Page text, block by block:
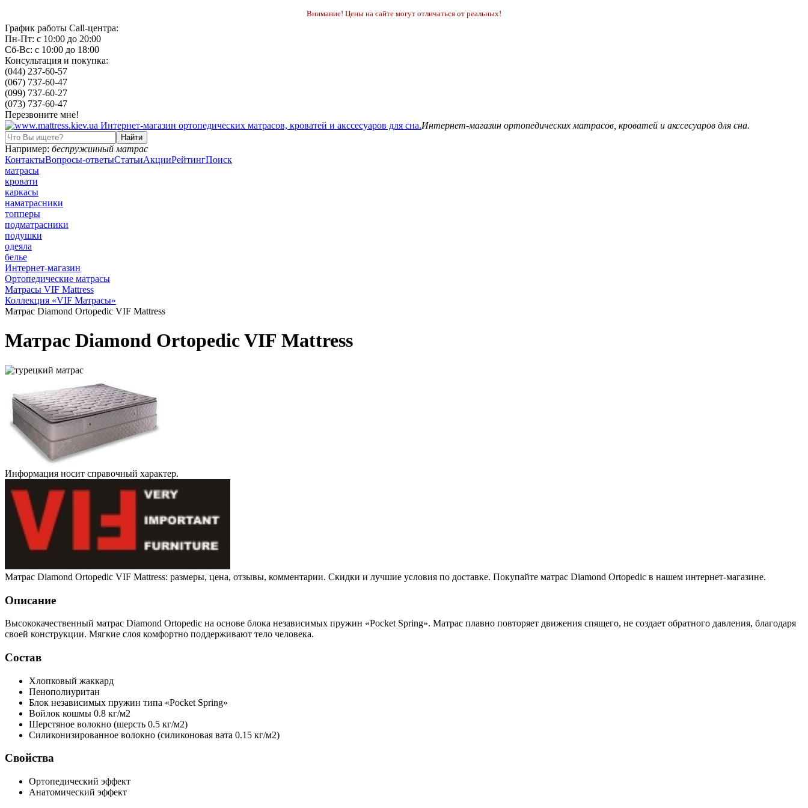
Внимание! Цены на сайте могут отличаться от реальных!
График работы Call-центра:
Пн-Пт: с 10:00 до 20:00
Сб-Вс: с 10:00 до 18:00
Консультация и покупка:
(044) 237-60-57
(067) 737-60-47
(099) 737-60-27
(073) 737-60-47
Перезвоните мне!
Интернет-магазин ортопедических матрасов, кроватей и акссесуаров для сна.
Например: беспружинный матрас
КонтактыВопросы-ответыСтатьиАкцииРейтингПоиск
матрасы
кровати
каркасы
наматрасники
топперы
подматрасники
подушки
одеяла
белье
Интернет-магазин
Ортопедические матрасы
Матрасы VIF Mattress
Коллекция «VIF Матрасы»
Матрас Diamond Ortopedic VIF Mattress
Матрас Diamond Ortopedic VIF Mattress
Информация носит справочный характер.
Матрас Diamond Ortopedic VIF Mattress: размеры, цена, отзывы, комментарии. Скидки и лучшие условия по доставке. Покупайте матрас Diamond Ortopedic в нашем интернет-магазине.
Описание
Высококачественный матрас Diamond Ortopedic на основе блока независимых пружин «Pocket Spring». Матрас плавно повторяет движения спящего, не создает обратного давления, благодаря
своей конструкции. Мягкие слоя комфортно поддерживают тело человека.
Состав
Хлопковый жаккард
Пенополиуритан
Блок независимых пружин типа «Pocket Spring»
Войлок кошмы 0.8 кг/м2
Шерстяное волокно (шерсть 0.5 кг/м2)
Силиконизированное волокно (силиконовая вата 0.15 кг/м2)
Свойства
Ортопедический эффект
Анатомический эффект